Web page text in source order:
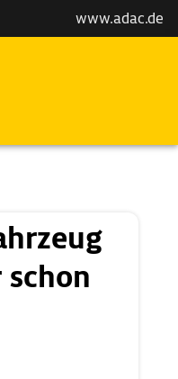
www.adac.de